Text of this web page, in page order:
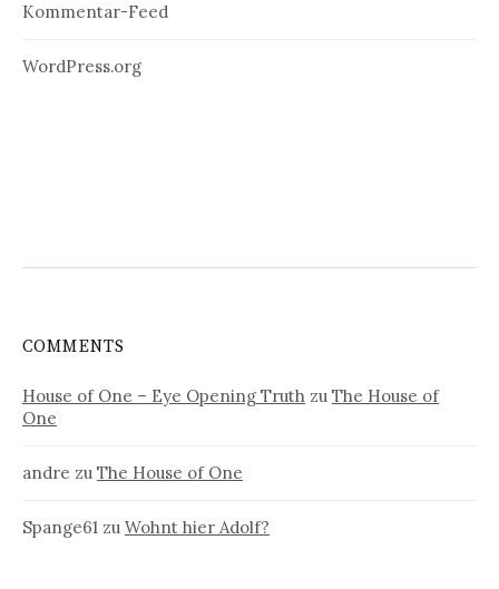
Kommentar-Feed
WordPress.org
COMMENTS
House of One – Eye Opening Truth zu The House of
One
andre zu The House of One
Spange61 zu Wohnt hier Adolf?